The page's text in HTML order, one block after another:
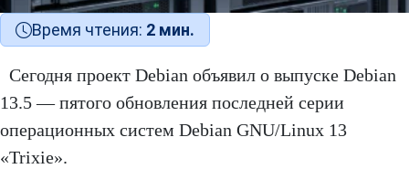
Время чтения: 2 мин.
Сегодня проект Debian объявил о выпуске Debian
13.5 — пятого обновления последней серии
операционных систем Debian GNU/Linux 13
«Trixie».